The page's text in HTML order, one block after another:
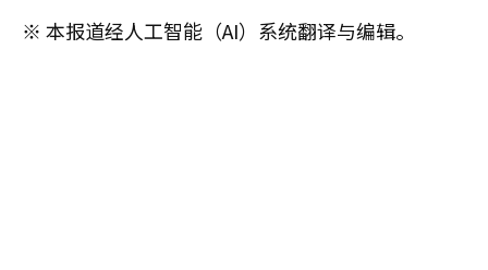
※ 本报道经人工智能（AI）系统翻译与编辑。